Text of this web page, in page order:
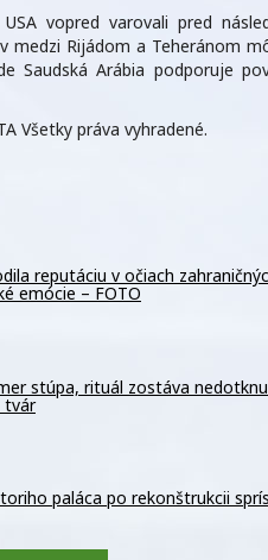
vopred varovali pred
medzi Rijádom a Teheránom
Saudská Arábia podporuje
Všetky práva vyhradené.
reputáciu v očiach
emócie – FOTO
stúpa, rituál zostáva
tvár
paláca po rekonštrukcii